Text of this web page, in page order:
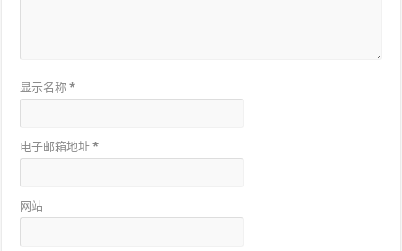
显示名称*
电子邮箱地址*
网站